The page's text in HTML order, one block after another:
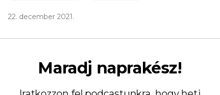
22. december 2021.
Maradj naprakész!